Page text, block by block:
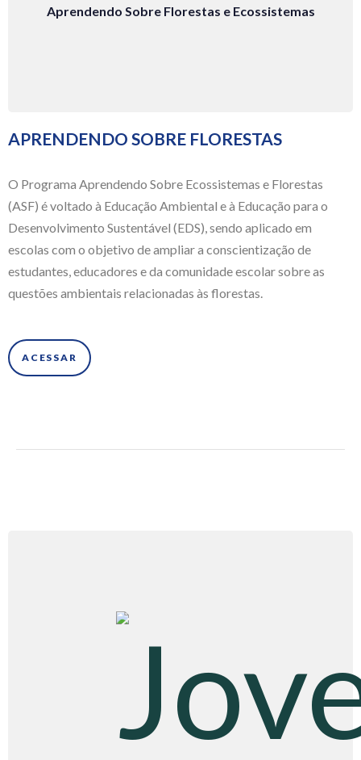
Aprendendo Sobre Florestas e Ecossistemas​
APRENDENDO SOBRE FLORESTAS
O Programa Aprendendo Sobre Ecossistemas e Florestas
(ASF) é voltado à Educação Ambiental e à Educação para o
Desenvolvimento Sustentável (EDS), sendo aplicado em
escolas com o objetivo de ampliar a conscientização de
estudantes, educadores e da comunidade escolar sobre as
questões ambientais relacionadas às florestas.
ACESSAR